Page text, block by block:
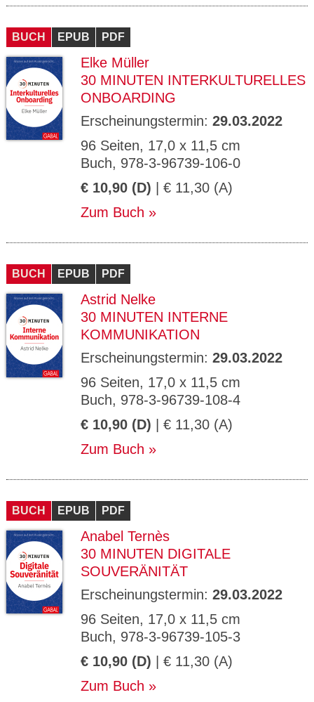
BUCH EPUB PDF
Elke Müller
30 MINUTEN INTERKULTURELLES
ONBOARDING
Erscheinungstermin: 29.03.2022
96 Seiten, 17,0 x 11,5 cm
Buch, 978-3-96739-106-0
€ 10,90 (D) | € 11,30 (A)
Zum Buch
BUCH EPUB PDF
Astrid Nelke
30 MINUTEN INTERNE
KOMMUNIKATION
Erscheinungstermin: 29.03.2022
96 Seiten, 17,0 x 11,5 cm
Buch, 978-3-96739-108-4
€ 10,90 (D) | € 11,30 (A)
Zum Buch
BUCH EPUB PDF
Anabel Ternès
30 MINUTEN DIGITALE
SOUVERÄNITÄT
Erscheinungstermin: 29.03.2022
96 Seiten, 17,0 x 11,5 cm
Buch, 978-3-96739-105-3
€ 10,90 (D) | € 11,30 (A)
Zum Buch